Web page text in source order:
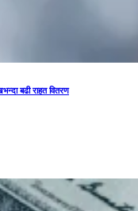
बढी राहत वितरण